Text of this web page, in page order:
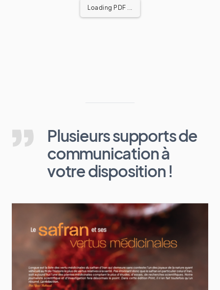
Loading PDF ...
Plusieurs supports de
communication à
votre disposition !